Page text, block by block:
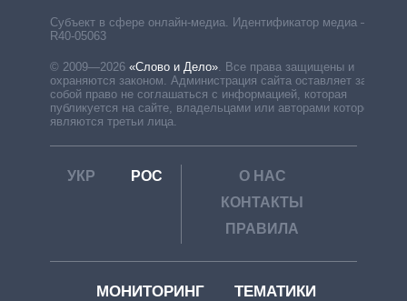
Субъект в сфере онлайн-медиа. Идентификатор медиа –
R40-05063
© 2009—2026 «Слово и Дело». Все права защищены и
охраняются законом. Администрация сайта оставляет за
собой право не соглашаться с информацией, которая
публикуется на сайте, владельцами или авторами которой
являются третьи лица.
УКР РОС
О НАС
КОНТАКТЫ
ПРАВИЛА
МОНИТОРИНГ ТЕМАТИКИ